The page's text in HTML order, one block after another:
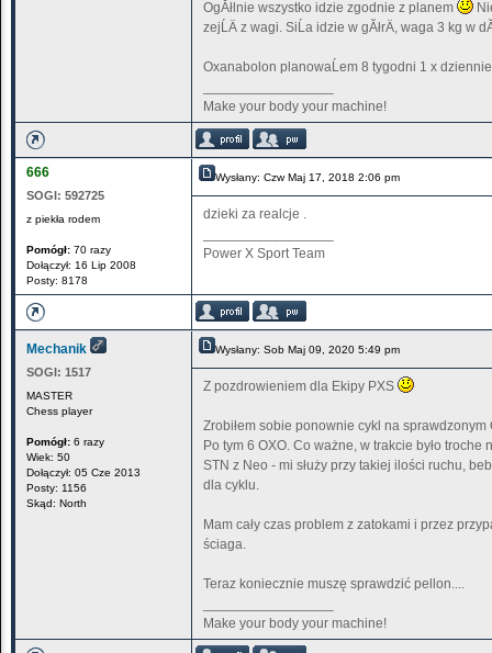
OgĂłlnie wszystko idzie zgodnie z planem
zejĹÄ z wagi. SiĹa idzie w gĂłrÄ, waga 3 kg w
Oxanabolon planowaĹem 8 tygodni 1 x
Make your body your machine!
666
SOGI: 592725
z piekła rodem
Pomógł: 70 razy
Dołączył: 16 Lip 2008
Posty: 8178
Wysłany: Czw Maj 17, 2018 2:06 pm
dzieki za realcje .
Power X Sport Team
Mechanik
SOGI: 1517
MASTER
Chess player
Pomógł: 6 razy
Wiek: 50
Dołączył: 05 Cze 2013
Posty: 1156
Skąd: North
Wysłany: Sob Maj 09, 2020 5:49 pm
Z pozdrowieniem dla Ekipy PXS
Zrobiłem sobie ponownie cykl na
Po tym 6 OXO. Co ważne, w trakcie było
STN z Neo - mi służy przy takiej ilości ruchu,
dla cyklu.
Mam cały czas problem z zatokami i przez
ściaga.
Teraz koniecznie muszę sprawdzić pellon....
Make your body your machine!